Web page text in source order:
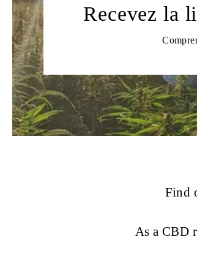
Recevez la
Find
As a CBD